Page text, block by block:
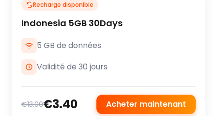
Recharge disponible
Indonesia 5GB 30Days
5 GB de données
Validité de 30 jours
€13.00€3.40 Acheter maintenant